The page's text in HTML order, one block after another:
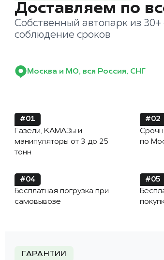
Доставляем по
Собственный автопарк из
соблюдение сроков
Москва и МО, вся Россия, СНГ
#01
Газели, КАМАЗы и
манипуляторы от 3 до 25
тонн
#02
по
#04
Бесплатная погрузка при
самовывозе
#05
ГАРАНТИИ